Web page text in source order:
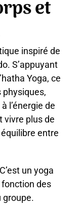
et
inspiré de
S’appuyant
Yoga, ce
l’énergie de
vivre plus de
entre
un yoga
des
groupe.